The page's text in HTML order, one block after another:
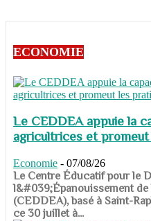
ECONOMIE
Le CEDDEA appuie la
agricultrices et promeut
Economie - 07/08/26
​​​​​​​Le Centre Éducatif pour le
l&#039;Épanouissement
(CEDDEA), basé à Saint-
ce 30 juillet à...